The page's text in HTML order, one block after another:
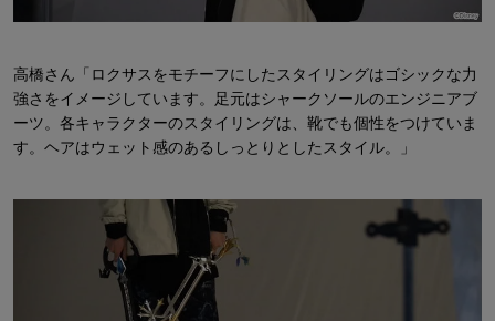
高橋さん「ロクサスをモチーフにしたスタイリングはゴシックな力
強さをイメージしています。足元はシャークソールのエンジニアブ
ーツ。各キャラクターのスタイリングは、靴でも個性をつけていま
す。ヘアはウェット感のあるしっとりとしたスタイル。」